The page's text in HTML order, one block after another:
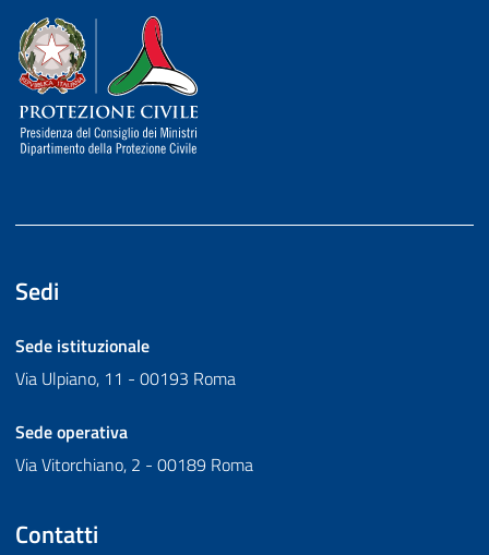
Dipartimento della Protezione Civile
Sedi
Sede istituzionale
Via Ulpiano, 11 - 00193 Roma
Sede operativa
Via Vitorchiano, 2 - 00189 Roma
Contatti